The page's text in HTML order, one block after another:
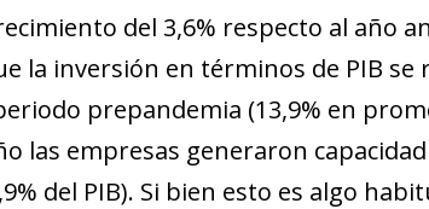
del 3,6% respecto al año
la inversión en términos de PIB se
prepandemia (13,9% en
las empresas generaron
del PIB). Si bien esto es algo